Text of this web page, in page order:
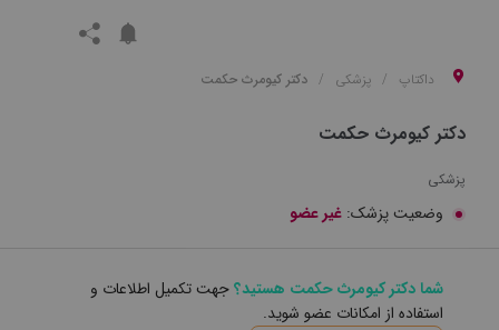
داکتاپ پزشکی دکتر کیومرث حکمت
دکتر کیومرث حکمت
پزشکی
وضعیت پزشک: غیر عضو
شما دکتر کیومرث حکمت هستید؟جهت تکمیل اطلاعات و
استفاده از امکانات عضو شوید.